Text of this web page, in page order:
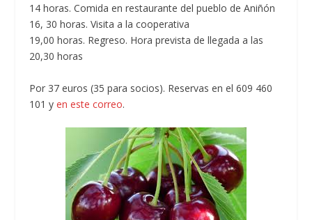
14 horas. Comida en restaurante del pueblo de Aniñón
16, 30 horas. Visita a la cooperativa
19,00 horas. Regreso. Hora prevista de llegada a las
20,30 horas
Por 37 euros (35 para socios). Reservas en el 609 460
101 yen este correo.